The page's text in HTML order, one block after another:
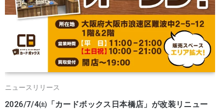
ニュースリリース
2026/7/4㈯「カードボックス日本橋店」が改装リニュー